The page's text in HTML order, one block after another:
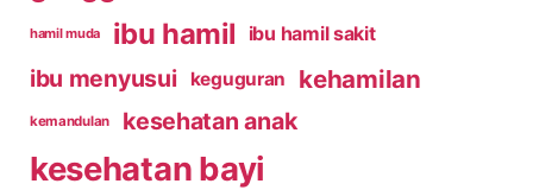
hamil muda ibu hamil ibu hamil sakit
ibu menyusui keguguran kehamilan
kemandulan kesehatan anak
kesehatan bayi